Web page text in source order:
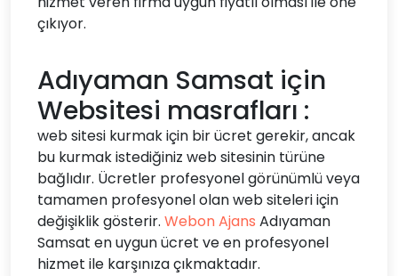
çıkıyor.
Adıyaman Samsat için
Websitesi masrafları :
web sitesi kurmak için bir ücret gerekir, ancak
bu kurmak istediğiniz web sitesinin türüne
bağlıdır. Ücretler profesyonel görünümlü veya
tamamen profesyonel olan web siteleri için
değişiklik gösterir. Webon Ajans Adıyaman
Samsat en uygun ücret ve en profesyonel
hizmet ile karşınıza çıkmaktadır.